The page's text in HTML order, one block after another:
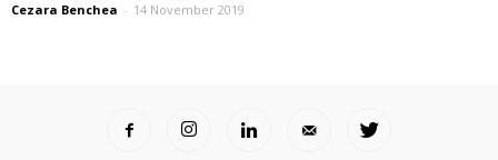
Cezara Benchea - 14 November 2019